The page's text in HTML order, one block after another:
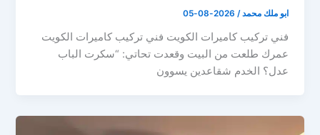
ابو ملك محمد/
2026-08-05
فني تركيب كاميرات الكويت فني تركيب كاميرات الكويت
عمرك طلعت من البيت وقعدت تحاتي: “سكرت الباب
عدل؟ الخدم شقاعدين يسوون